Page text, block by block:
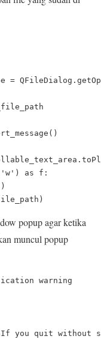
=
as f:
popup agar ketika
muncul popup
warning
you quit without